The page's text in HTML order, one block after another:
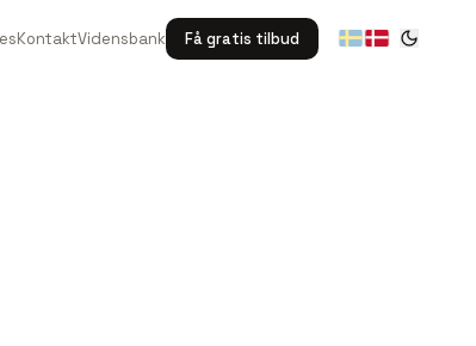
KontaktVidensbank Få gratis tilbud